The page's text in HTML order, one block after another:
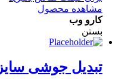
مشاهده محصول
کارو وب
بستن
تبدیل جوشی سایز 1/2 1 * 1/2 2 اینچ